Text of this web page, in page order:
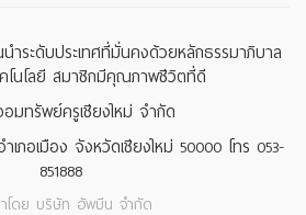
ระดับประเทศที่มั่นคงด้วยหลักธรรมาภิบาล
โนโลยี สมาชิกมีคุณภาพชีวิตที่ดี
มทรัพย์ครูเชียงใหม่ จำกัด
ภอเมือง จังหวัดเชียงใหม่ 50000 โทร 053-
851888
ดย บริษัท อัพบีน จำกัด